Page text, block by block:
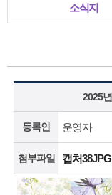
소식지
2025
등록인 운영자
첨부파일 캡처